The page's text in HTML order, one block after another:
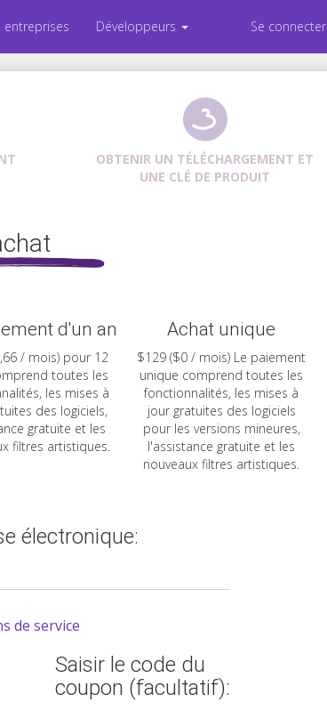
entreprises Développeurs Se connecter
OBTENIR UN TÉLÉCHARGEMENT ET
UNE CLÉ DE PRODUIT
d'un an
/ mois) pour 12
toutes les
les mises à
des logiciels,
gratuite et les
filtres artistiques.
Achat unique
$129 ($0 / mois) Le paiement
unique comprend toutes les
fonctionnalités, les mises à
jour gratuites des logiciels
pour les versions mineures,
l'assistance gratuite et les
nouveaux filtres artistiques.
électronique:
de service
Saisir le code du
coupon (facultatif):